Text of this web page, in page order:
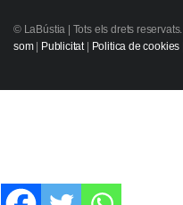
© LaBústia | Tots els drets reservats.
som| Publicitat| Politica de cookies